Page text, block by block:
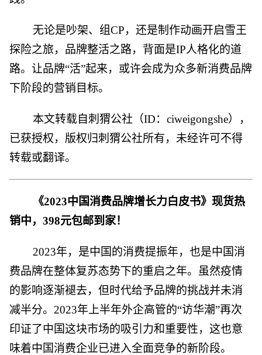
无论是吵架、组CP，还是制作动画开启雪王
探险之旅，品牌整活之路，背面是IP人格化的道
路。让品牌“活”起来，或许会成为众多新消费品牌
下阶段的营销目标。
本文转载自刺猬公社（ID：ciweigongshe），
已获授权，版权归刺猬公社所有，未经许可不得
转载或翻译。
《2023中国消费品牌增长力白皮书》现货热
销中，398元包邮到家！
2023年，是中国的消费提振年，也是中国消
费品牌在整体复苏态势下的重启之年。虽然疫情
的影响逐渐褪去，但时代给予品牌的挑战并未消
减半分。2023年上半年外企高管的“访华潮”再次
印证了中国这块市场的吸引力和重要性，这也意
味着中国消费企业已进入全面竞争的新阶段。